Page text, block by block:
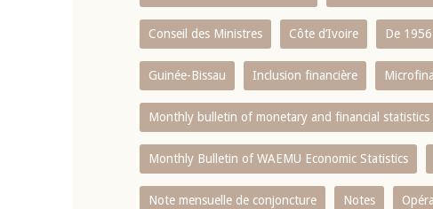
Conseil des Ministres Côte d’Ivoire De
Guinée-Bissau Inclusion financière
Monthly bulletin of monetary and financial statistics
Monthly Bulletin of WAEMU Economic Statistics
Note mensuelle de conjoncture Notes